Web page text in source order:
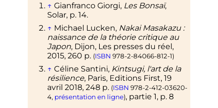
↑ Gianfranco Giorgi, Les Bonsaï,
Solar, p. 14.
↑ Michael Lucken, Nakai Masakazu :
naissance de la théorie critique au
Japon, Dijon, Les presses du réel,
2015, 260 p. (ISBN 978-2-84066-812-1)
↑ Céline Santini, Kintsugi, l'art de la
résilience, Paris, Editions First, 19
avril 2018, 248 p. (ISBN 978-2-412-03620-
4, présentation en ligne), partie 1, p. 8